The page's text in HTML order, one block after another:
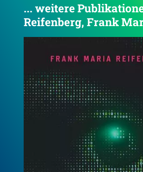
... weitere
Reifenberg, Frank